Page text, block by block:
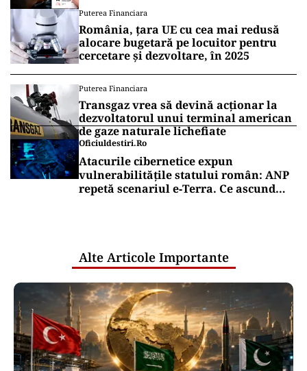
Puterea Financiara
România, țara UE cu cea mai redusă
alocare bugetară pe locuitor pentru
cercetare și dezvoltare, în 2025
Puterea Financiara
Transgaz vrea să devină acționar la
dezvoltatorul unui terminal american
de gaze naturale lichefiate
Oficiuldestiri.ro
Atacurile cibernetice expun
vulnerabilitățile statului român: ANP
repetă scenariul e‑Terra. Ce ascund
Alte Articole Importante